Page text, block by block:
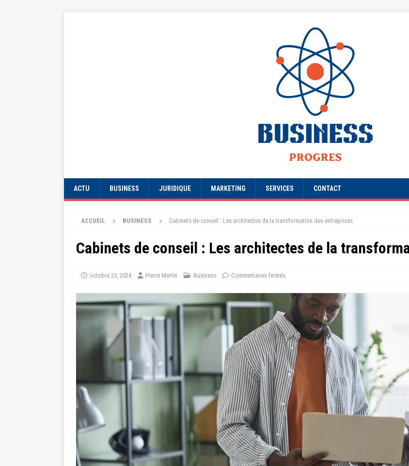
ACTU BUSINESS JURIDIQUE MARKETING SERVICES CONTACT
ACCUEIL BUSINESS Cabinets de conseil : Les architectes de la transformation des entreprises
Cabinets de conseil : Les architectes de la
octobre 23, 2024 Pierre Martin Business Commentaires fermés